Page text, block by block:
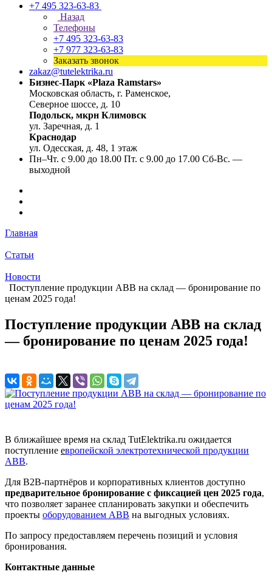
+7 495 323-63-83
Назад
Телефоны
+7 495 323-63-83
+7 977 323-63-83
Заказать звонок
zakaz@tutelektrika.ru
Бизнес-Парк «Plaza Ramstars»
Московская область, г. Раменское,
Северное шоссе, д. 10
Подольск, мкрн Климовск
ул. Заречная, д. 1
Краснодар
ул. Одесская, д. 48, 1 этаж
Пн–Чт. с 9.00 до 18.00 Пт. с 9.00 до 17.00 Сб-Вс. —
выходной
Главная
Статьи
Новости
Поступление продукции ABB на склад — бронирование по
ценам 2025 года!
Поступление продукции ABB на склад
— бронирование по ценам 2025 года!
В ближайшее время на склад TutElektrika.ru ожидается
поступление европейской электротехнической продукции
ABB.
Для B2B-партнёров и корпоративных клиентов доступно
предварительное бронирование с фиксацией цен 2025 года,
что позволяет заранее спланировать закупки и обеспечить
проекты оборудованием ABB на выгодных условиях.
По запросу предоставляем перечень позиций и условия
бронирования.
Контактные данные